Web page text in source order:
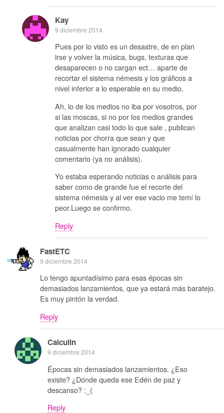
Kay
9 diciembre 2014
Pues por lo visto es un desastre, de en plan
irse y volver la música, bugs, texturas que
desaparecen o no cargan ect… aparte de
recortar el sistema némesis y los gráficos a
nivel inferior a lo esperable en su medio.
Ah, lo de los medios no iba por vosotros, por
si las moscas, si no por los medios grandes
que analizan casi todo lo que sale , publican
noticias por chorra que sean y que
casualmente han ignorado cualquier
comentario (ya no análisis).
Yo estaba esperando noticias o análisis para
saber como de grande fue el recorte del
sistema némesis y al ver ese vacio me temí lo
peor.Luego se confirmo.
Reply
FastETC
9 diciembre 2014
Lo tengo apuntadísimo para esas épocas sin
demasiados lanzamientos, que ya estará más baratejo.
Es muy pintón la verdad.
Reply
Calculin
9 diciembre 2014
Épocas sin demasiados lanzamientos. ¿Eso
existe? ¿Dónde queda ese Edén de paz y
descanso? :_(
Reply